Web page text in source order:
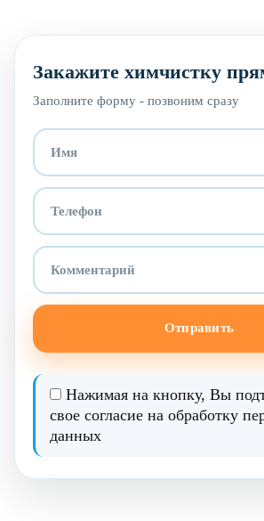
Закажите химчистку
Заполните форму - позвоним сразу
Отправить
Нажимая на кнопку, Вы
свое согласие на обработку
данных